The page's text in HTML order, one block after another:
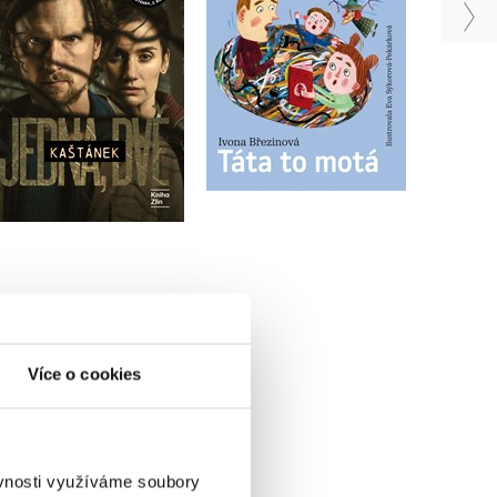
Více o cookies
využíváme soubory
Soren Sveistrup
Do košíku
499 Kč
399 Kč
Andrea Kamasová
Do košíku